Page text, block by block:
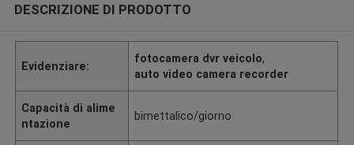
DESCRIZIONE DI PRODOTTO
Evidenziare:
fotocamera dvr veicolo,
auto video camera recorder
Capacità di alime
ntazione
bimettalico/giorno